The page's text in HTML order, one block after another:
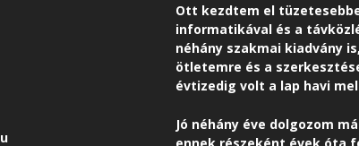
Ott kezdtem el
informatikával és a
néhány szakmai kiadvány
ötletemre és a
évtizedig volt a lap havi
Jó néhány éve dolgozom